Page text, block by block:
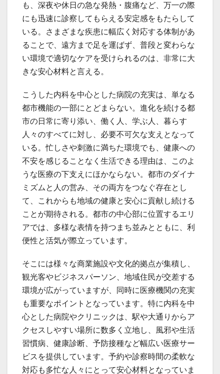
も、深夜や休日の急な発熱・腹痛など、万一の際
にも迅速に診察してもらえる安定感をもたらして
いる。さまざまな疾患に幅広く対応する体制があ
ることで、遠方まで足を運ばず、普段と変わらな
い環境で適切なケアを受けられるのは、非常に大
きな安心材料と言える。
こうした内科を中心とした病院の充実は、単なる
都市機能の一部にとどまらない。進化を続ける都
市の日常に寄り添い、働く人、学ぶ人、暮らす
人々のすべてに対し、必要不可欠な支えとなって
いる。忙しさや刺激に満ちた環境でも、健康への
不安を感じることなく生活できる理由は、このよ
うな医療の下支えにほかならない。都市のダイナ
ミズムと人の営み、その両方をつなぐ存在とし
て、これからも地域の健康と安心に貢献し続ける
ことが期待される。都市の中心部に位置するエリ
アでは、多様な表情を持つまち並みとともに、利
便性と活気が際立っています。
そこには様々な商業施設や文化的拠点が集積し、
観光客やビジネスパーソン、地域住民が交差する
環境が広がっていますが、同時に医療機関の充実
も重要なポイントとなっています。特に内科を中
心とした病院やクリニックは、駅や大通りからア
クセスしやすい場所に数多く立地し、風邪や生活
習慣病、健康診断、予防接種など幅広い医療サー
ビスを提供しています。予約や診察時間の柔軟な
対応も多忙な人々にとって安心材料となっていま